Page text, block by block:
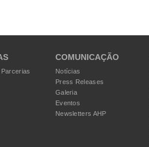
COMUNICAÇÃO
Notícias
Press Releases
Galeria
Eventos
Newsletters AHP